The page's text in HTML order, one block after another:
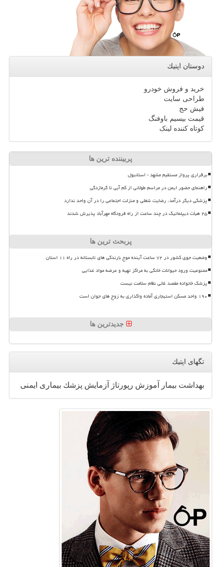
دوستان اپتیك
خرید و فروش خودرو
طراحی سایت
فیش حج
قیمت بیسیم باوفنگ
کوتاه کننده لینک
پربیننده ترین ها
برقراری پرواز مستقیم مشهد - استانبول
راهنمای حضور ایمن در مراسم طولانی از کم آبی تا گرمازدگی
پزشکی دیگر درآمد، رضایت شغلی و منزلت اجتماعی را در آن واحد ندارد
۲۵ هیأت دیپلماتیک در چند ساعت از راه فرودگاه مهرآباد پذیرش شدند
پربحث ترین ها
وضعیت جوی کشور در ۷۲ ساعت آینده موج بارندگی های تابستانه در راه ۱۱ استان
ممنوعیت ورود حیوانات خانگی به مراکز تهیه و عرضه مواد غذایی
پزشک خانواده مقصد غائی نظام سلامت نیست
۱۹۰ واحد مسکن استیجاری آماده واگذاری به زوج های جوان است
جدیدترین ها
تگهای اپتیك
بهداشت بیمار آموزش رپورتاژ آزمایش پزشك بیماری ایمنی